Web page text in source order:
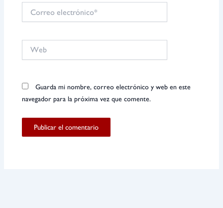
electrónico*
Guarda mi nombre, correo electrónico y web en este
navegador para la próxima vez que comente.